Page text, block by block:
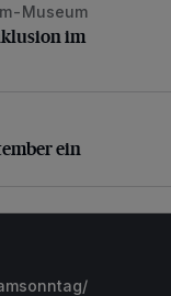
im Karneval
Museum
im
ein
ein